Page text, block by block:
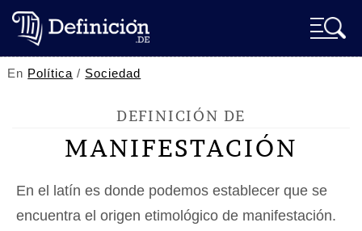
En Política / Sociedad
DEFINICIÓN DE
MANIFESTACIÓN
En el latín es donde podemos establecer que se
encuentra el origen etimológico de manifestación.